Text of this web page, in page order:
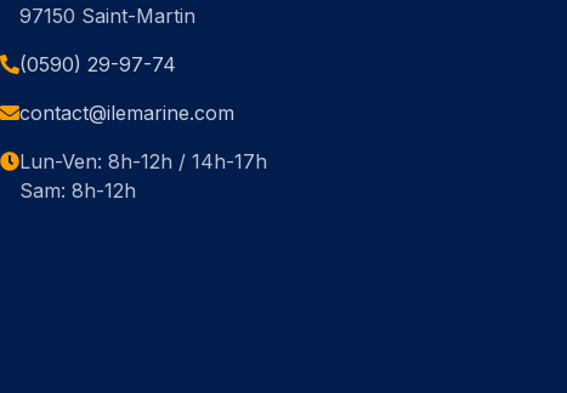
97150 Saint-Martin
(0590) 29-97-74
contact@ilemarine.com
Lun-Ven: 8h-12h / 14h-17h
Sam: 8h-12h